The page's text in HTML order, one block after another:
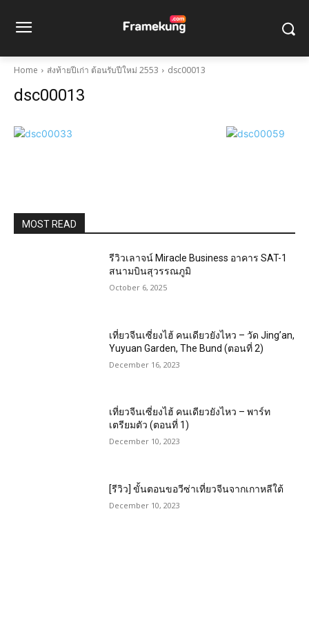
Home ส่งท้ายปีเก่า ต้อนรับปีใหม่ 2553 dsc00013
dsc00013
MOST READ
รีวิวเลาจน์ Miracle Business อาคาร SAT-1
สนามบินสุวรรณภูมิ
October 6, 2025
เที่ยวจีนเซี่ยงไฮ้ คนเดียวยังไหว – วัด Jing’an,
Yuyuan Garden, The Bund (ตอนที่ 2)
December 16, 2023
เที่ยวจีนเซี่ยงไฮ้ คนเดียวยังไหว – พาร์ท
เตรียมตัว (ตอนที่ 1)
December 10, 2023
[รีวิว] ขั้นตอนขอวีซ่าเที่ยวจีนจากเกาหลีใต้
December 10, 2023